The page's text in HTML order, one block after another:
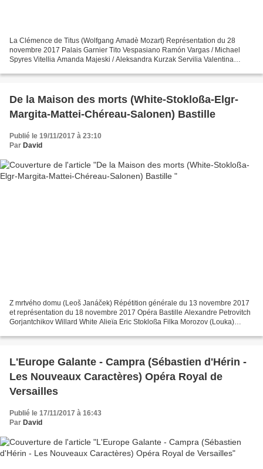
La Clémence de Titus (Wolfgang Amadè Mozart) Représentation du 28
novembre 2017 Palais Garnier Tito Vespasiano Ramón Vargas / Michael
Spyres Vitellia Amanda Majeski / Aleksandra Kurzak Servilia Valentina
De la Maison des morts (White-Stokloßa-Elgr-
Margita-Mattei-Chéreau-Salonen) Bastille
Publié le 19/11/2017 à 23:10
Par David
Z mrtvého domu (Leoš Janáček) Répétition générale du 13 novembre 2017
et représentation du 18 novembre 2017 Opéra Bastille Alexandre Petrovitch
Gorjantchikov Willard White Alieïa Eric Stokloßa Filka Morozov (Louka)
L'Europe Galante - Campra (Sébastien d'Hérin -
Les Nouveaux Caractères) Opéra Royal de
Versailles
Publié le 17/11/2017 à 16:43
Par David